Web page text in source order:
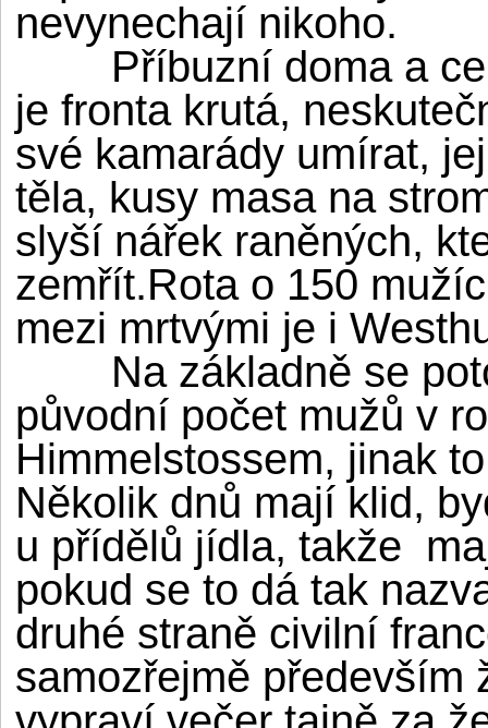
nevynechají nikoho.
Příbuzní doma a
je fronta krutá,
své kamarády umírat,
těla, kusy masa na
slyší nářek raněných,
zemřít.Rota o 150
mezi mrtvými je i
Na základně se
původní počet mužů v
Himmelstossem, jinak
Několik dnů mají klid,
u přídělů jídla, takže
pokud se to dá tak
druhé straně civilní
samozřejmě především